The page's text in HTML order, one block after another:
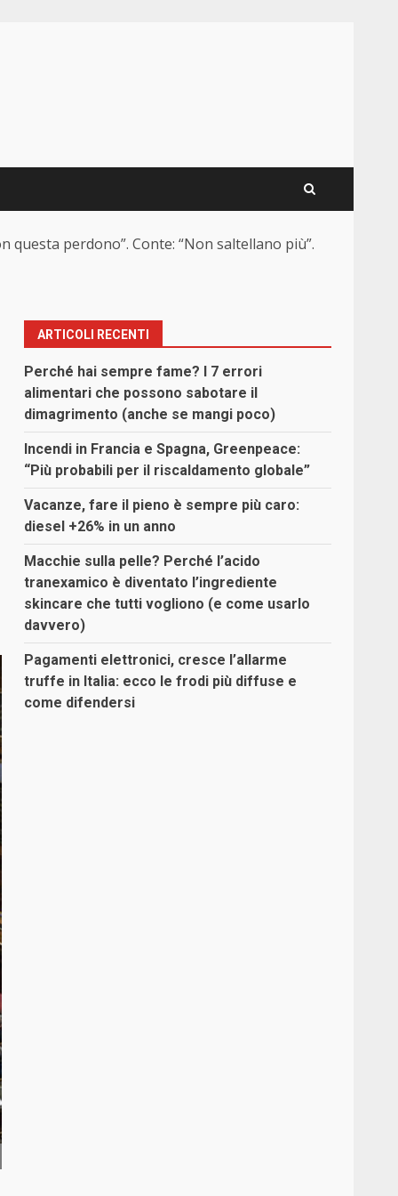
questa perdono”. Conte: “Non saltellano più”.
ARTICOLI RECENTI
Perché hai sempre fame? I 7 errori
alimentari che possono sabotare il
dimagrimento (anche se mangi poco)
Incendi in Francia e Spagna, Greenpeace:
“Più probabili per il riscaldamento globale”
Vacanze, fare il pieno è sempre più caro:
diesel +26% in un anno
Macchie sulla pelle? Perché l’acido
tranexamico è diventato l’ingrediente
skincare che tutti vogliono (e come usarlo
davvero)
Pagamenti elettronici, cresce l’allarme
truffe in Italia: ecco le frodi più diffuse e
come difendersi